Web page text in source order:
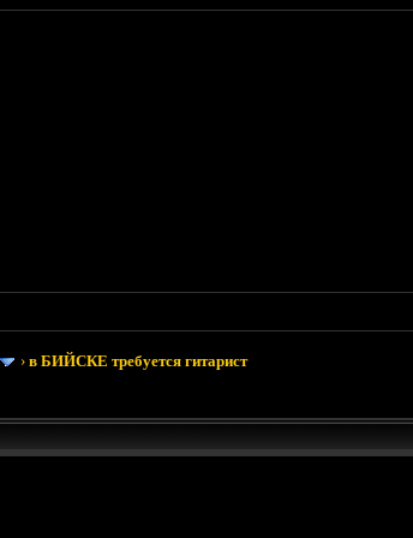
›в БИЙСКЕ требуется гитарист